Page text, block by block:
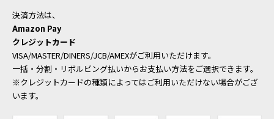
決済方法は、
Amazon Pay
クレジットカード
VISA/MASTER/DINERS/JCB/AMEXがご利用いただけます。
一括・分割・リボルビング払いからお支払い方法をご選択できます。
※クレジットカードの種類によってはご利用いただけない場合がござ
います。